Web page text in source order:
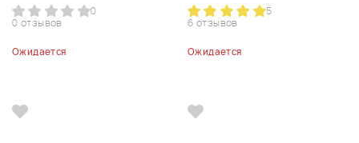
0
0 отзывов
Ожидается
5
6 отзывов
Ожидается